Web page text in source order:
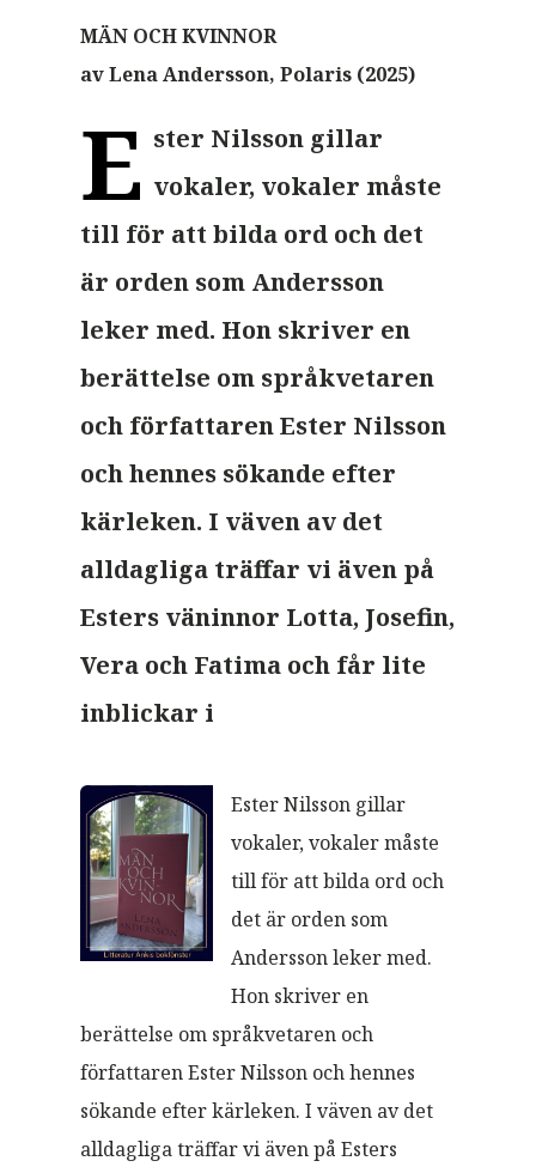
MÄN OCH KVINNOR
av Lena Andersson, Polaris (2025)
E ster Nilsson gillar
vokaler, vokaler måste
till för att bilda ord och det
är orden som Andersson
leker med. Hon skriver en
berättelse om språkvetaren
och författaren Ester Nilsson
och hennes sökande efter
kärleken. I väven av det
alldagliga träffar vi även på
Esters väninnor Lotta, Josefin,
Vera och Fatima och får lite
inblickar i
Ester Nilsson gillar
vokaler, vokaler måste
till för att bilda ord och
det är orden som
Andersson leker med.
Hon skriver en
berättelse om språkvetaren och
författaren Ester Nilsson och hennes
sökande efter kärleken. I väven av det
alldagliga träffar vi även på Esters